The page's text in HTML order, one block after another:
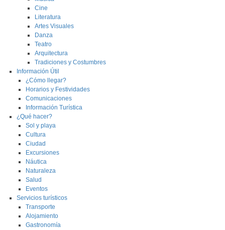
Cine
Literatura
Artes Visuales
Danza
Teatro
Arquitectura
Tradiciones y Costumbres
Información Útil
¿Cómo llegar?
Horarios y Festividades
Comunicaciones
Información Turística
¿Qué hacer?
Sol y playa
Cultura
Ciudad
Excursiones
Náutica
Naturaleza
Salud
Eventos
Servicios turísticos
Transporte
Alojamiento
Gastronomía